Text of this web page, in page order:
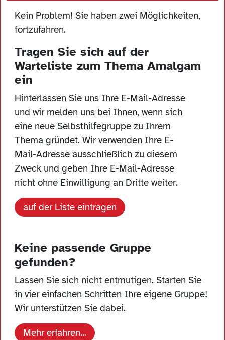
Kein Problem! Sie haben zwei Möglichkeiten,
fortzufahren.
Tragen Sie sich auf der
Warteliste zum Thema Amalgam
ein
Hinterlassen Sie uns Ihre E-Mail-Adresse
und wir melden uns bei Ihnen, wenn sich
eine neue Selbsthilfegruppe zu Ihrem
Thema gründet. Wir verwenden Ihre E-
Mail-Adresse ausschließlich zu diesem
Zweck und geben Ihre E-Mail-Adresse
nicht ohne Einwilligung an Dritte weiter.
auf der Liste eintragen
Keine passende Gruppe
gefunden?
Lassen Sie sich nicht entmutigen. Starten Sie
in vier einfachen Schritten Ihre eigene Gruppe!
Wir unterstützen Sie dabei.
Mehr erfahren...